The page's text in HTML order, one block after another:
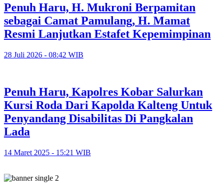
Penuh Haru, H. Mukroni Berpamitan
sebagai Camat Pamulang, H. Mamat
Resmi Lanjutkan Estafet Kepemimpinan
28 Juli 2026 - 08:42 WIB
Penuh Haru, Kapolres Kobar Salurkan
Kursi Roda Dari Kapolda Kalteng Untuk
Penyandang Disabilitas Di Pangkalan
Lada
14 Maret 2025 - 15:21 WIB